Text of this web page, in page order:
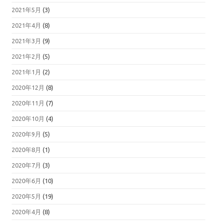
2021年5月 (3)
2021年4月 (8)
2021年3月 (9)
2021年2月 (5)
2021年1月 (2)
2020年12月 (8)
2020年11月 (7)
2020年10月 (4)
2020年9月 (5)
2020年8月 (1)
2020年7月 (3)
2020年6月 (10)
2020年5月 (19)
2020年4月 (8)